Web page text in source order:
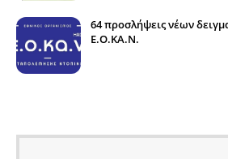
64 προσλήψεις νέων
E.O.KA.N.